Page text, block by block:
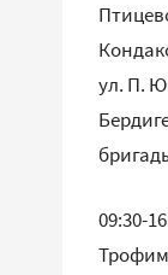
ул. П.
09:30-